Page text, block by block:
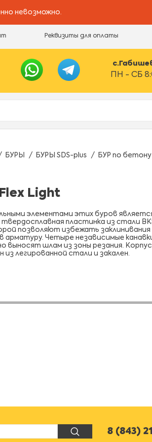
невозможно.
Реквизиты для оплаты
ПН - СБ
БУРЫ БУРЫ SDS-plus БУР по бетону
Light
элементами этих буров
пластинка из стали
позволяют избежать заклинивания
арматуру. Четыре независимые
выносят шлам из зоны резания.
из легированной стали и закален.
8 (843)